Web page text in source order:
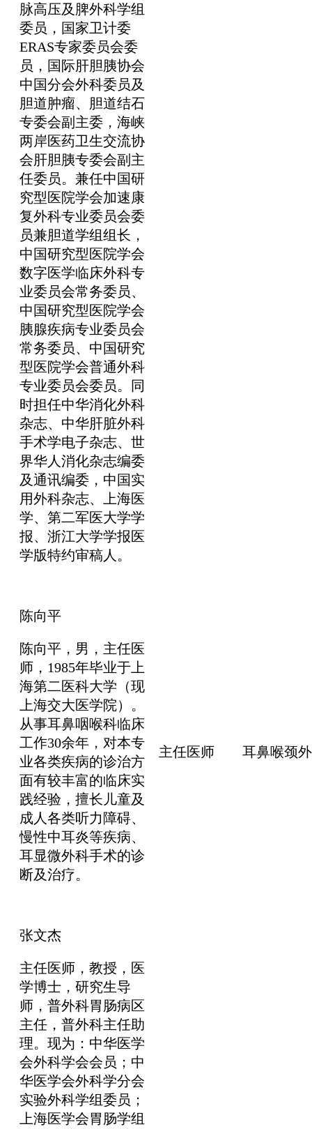
脉高压及脾外科学组
委员，国家卫计委
ERAS专家委员会委
员，国际肝胆胰协会
中国分会外科委员及
胆道肿瘤、胆道结石
专委会副主委，海峡
两岸医药卫生交流协
会肝胆胰专委会副主
任委员。兼任中国研
究型医院学会加速康
复外科专业委员会委
员兼胆道学组组长，
中国研究型医院学会
数字医学临床外科专
业委员会常务委员、
中国研究型医院学会
胰腺疾病专业委员会
常务委员、中国研究
型医院学会普通外科
专业委员会委员。同
时担任中华消化外科
杂志、中华肝脏外科
手术学电子杂志、世
界华人消化杂志编委
及通讯编委，中国实
用外科杂志、上海医
学、第二军医大学学
报、浙江大学学报医
学版特约审稿人。
陈向平
陈向平，男，主任医
师，1985年毕业于上
海第二医科大学（现
上海交大医学院）。
从事耳鼻咽喉科临床
工作30余年，对本专
业各类疾病的诊治方
面有较丰富的临床实
践经验，擅长儿童及
成人各类听力障碍、
慢性中耳炎等疾病、
耳显微外科手术的诊
断及治疗。
主任医师 耳鼻喉颈
张文杰
主任医师，教授，医
学博士，研究生导
师，普外科胃肠病区
主任，普外科主任助
理。现为：中华医学
会外科学会会员；中
华医学会外科学分会
实验外科学组委员；
上海医学会胃肠学组